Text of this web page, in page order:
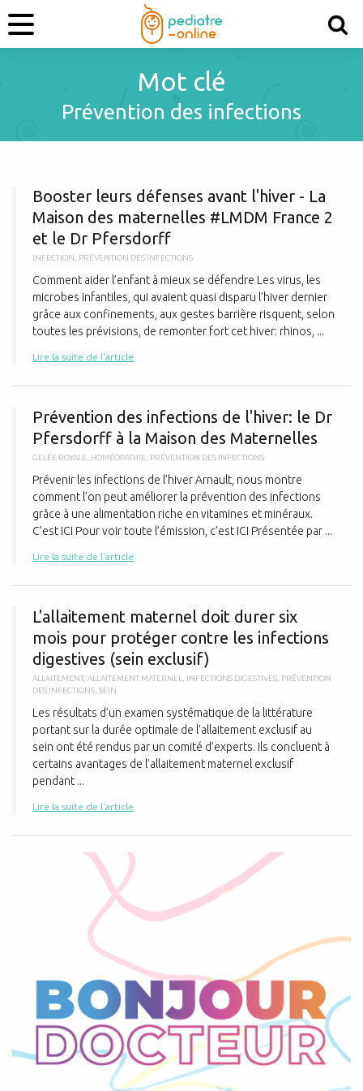
Mot clé
Prévention des infections
Booster leurs défenses avant l'hiver - La
Maison des maternelles #LMDM France 2
et le Dr Pfersdorff
INFECTION PRÉVENTION DES INFECTIONS
Comment aider l’enfant à mieux se défendre Les virus, les
microbes infantiles, qui avaient quasi disparu l’hiver dernier
grâce aux confinements, aux gestes barrière risquent, selon
toutes les prévisions, de remonter fort cet hiver: rhinos, ...
Lire la suite de l'article
Prévention des infections de l'hiver: le Dr
Pfersdorff à la Maison des Maternelles
GELÉE ROYALE HOMÉOPATHIE PRÉVENTION DES INFECTIONS
Prévenir les infections de l’hiver Arnault, nous montre
comment l’on peut améliorer la prévention des infections
grâce à une alimentation riche en vitamines et minéraux.
C’est ICI Pour voir toute l’émission, c’est ICI Présentée par ...
Lire la suite de l'article
L'allaitement maternel doit durer six
mois pour protéger contre les infections
digestives (sein exclusif)
ALLAITEMENT, ALLAITEMENT MATERNEL INFECTIONS DIGESTIVES PRÉVENTION
DES INFECTIONS SEIN
Les résultats d’un examen systématique de la littérature
portant sur la durée optimale de l’allaitement exclusif au
sein ont été rendus par un comité d’experts. Ils concluent à
certains avantages de l’allaitement maternel exclusif
pendant ...
Lire la suite de l'article